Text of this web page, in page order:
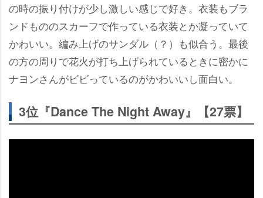
の時の振り付けが少し激しい感じで好き。衣装もブラ
ンドもののスカーフで作っている衣装とか凝っていて
かわいい。編み上げのサンダル（？）も似合う。最後
の方の周りで花火が打ち上げられているときに密かに
ナヨンさんがビビっているのがかわいいし面白い。
3位『Dance The Night Away』【27票】